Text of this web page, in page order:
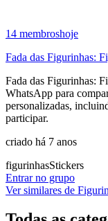
14 membroshoje
Fada das Figurinhas:
Fada das Figurinhas:
WhatsApp para
personalizadas,
participar.
criado há 7 anos
figurinhasStickers
Entrar no grupo
Ver similares de